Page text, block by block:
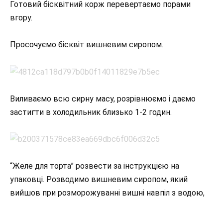
Готовий бісквітний корж перевертаємо порами
вгору.
Просочуємо бісквіт вишневим сиропом.
Виливаємо всю сирну масу, розрівнюємо і даємо
застигти в холодильник близько 1-2 годин.
“Желе для торта” розвести за інструкцією на
упаковці. Розводимо вишневим сиропом, який
вийшов при розморожуванні вишні навпіл з водою,